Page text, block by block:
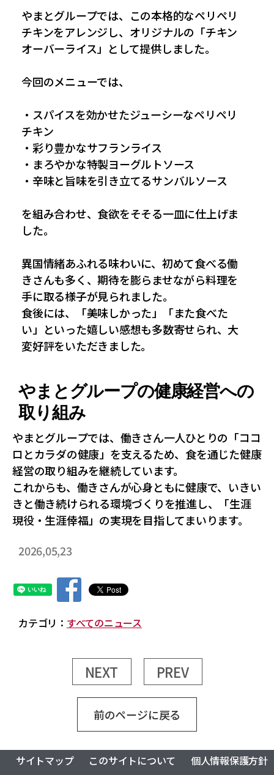
やまとグループでは、この本格的なペリペリ
チキンをアレンジし、オリジナルの「チキン
オーバーライス」として提供しました。
今回のメニューでは、
・スパイスを効かせたジューシーなペリペリ
チキン
・彩り豊かなサフランライス
・まろやかな特製ヨーグルトソース
・辛味と旨味を引き立てるサンバルソース
を組み合わせ、食欲をそそる一皿に仕上げま
した。
異国情緒あふれる味わいに、初めて食べる働
きさんも多く、期待を膨らませながら料理を
手に取る様子が見られました。
食後には、「美味しかった」「また食べた
い」といった嬉しい感想も多数寄せられ、大
変好評をいただきました。
やまとグループの健康経営への
取り組み
やまとグループでは、働きさん一人ひとりの「ココ
ロとカラダの健康」を支えるため、食を通じた健康
経営の取り組みを継続しています。
これからも、働きさんが心身ともに健康で、いきい
きと働き続けられる環境づくりを推進し、「生涯
現役・生涯倖福」の実現を目指してまいります。
2026,05,23
カテゴリ： すべてのニュース
NEXT PREV
前のページに戻る
サイトマップ このサイトについて 個人情報保護方針